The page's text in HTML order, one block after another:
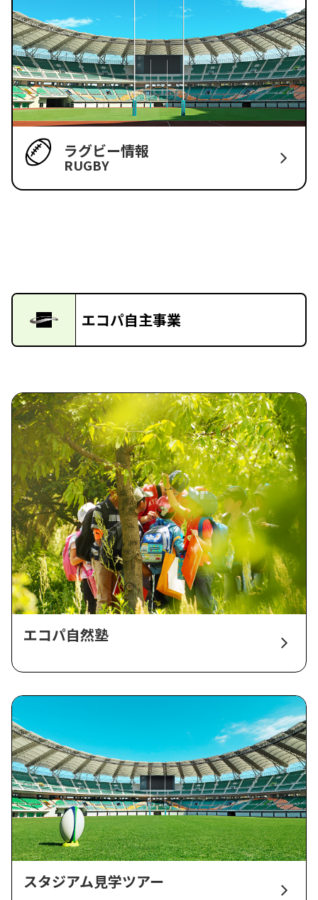
ラグビー情報
RUGBY
エコパ自主事業
エコパ自然塾
スタジアム見学ツアー